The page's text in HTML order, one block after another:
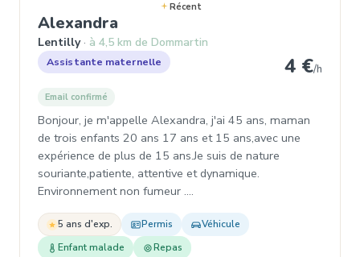
Récent
Alexandra
Lentilly à 4,5 km de Dommartin
Assistante maternelle 4 €/h
Email confirmé
Bonjour, je m'appelle Alexandra, j'ai 45 ans, maman
de trois enfants 20 ans 17 ans et 15 ans,avec une
expérience de plus de 15 ans.Je suis de nature
souriante,patiente, attentive et dynamique.
Environnement non fumeur .…
5 ans d'exp. Permis
Véhicule
Enfant malade
Repas